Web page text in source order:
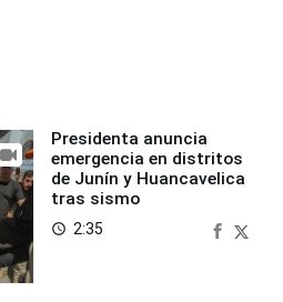
Presidenta anuncia
emergencia en distritos
de Junín y Huancavelica
tras sismo
access_time 2:35